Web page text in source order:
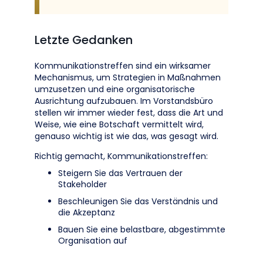
Letzte Gedanken
Kommunikationstreffen sind ein wirksamer
Mechanismus, um Strategien in Maßnahmen
umzusetzen und eine organisatorische
Ausrichtung aufzubauen. Im Vorstandsbüro
stellen wir immer wieder fest, dass die Art und
Weise, wie eine Botschaft vermittelt wird,
genauso wichtig ist wie das, was gesagt wird.
Richtig gemacht, Kommunikationstreffen:
Steigern Sie das Vertrauen der
Stakeholder
Beschleunigen Sie das Verständnis und
die Akzeptanz
Bauen Sie eine belastbare, abgestimmte
Organisation auf